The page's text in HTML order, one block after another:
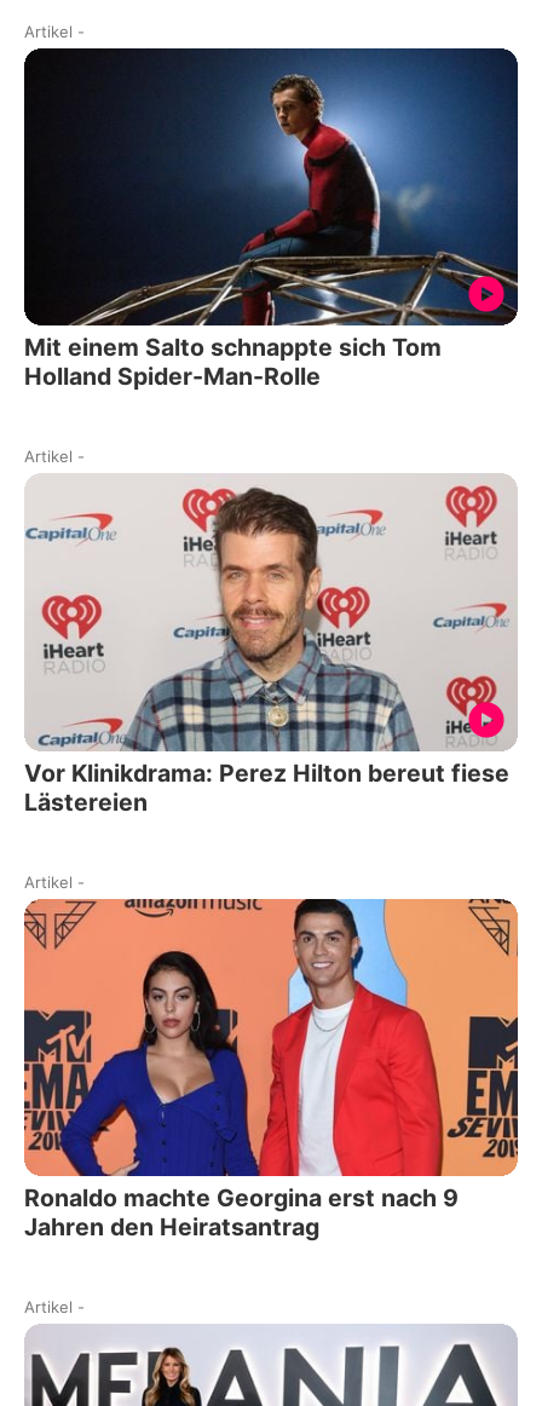
Artikel -
Mit einem Salto schnappte sich Tom
Holland Spider-Man-Rolle
Artikel -
Vor Klinikdrama: Perez Hilton bereut fiese
Lästereien
Artikel -
Ronaldo machte Georgina erst nach 9
Jahren den Heiratsantrag
Artikel -